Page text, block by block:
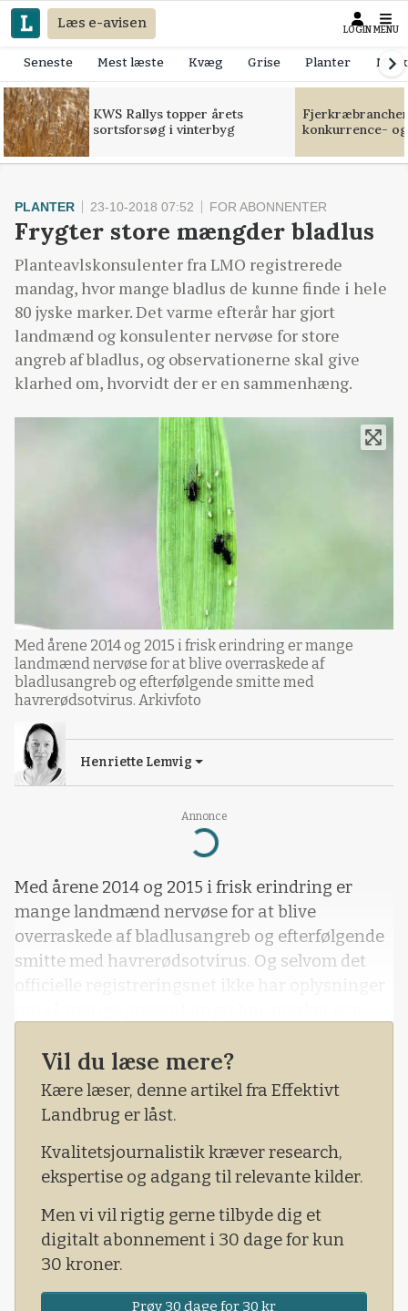
Læs e-avisen LOGIN MENU
Seneste Mest læste Kvæg Grise Planter
KWS Rallys topper årets
sortsforsøg i vinterbyg
konkurrence-
Annonce
Loading...
PLANTER 23-10-2018 07:52 FOR ABONNENTER
Frygter store mængder bladlus
Planteavlskonsulenter fra LMO registrerede
mandag, hvor mange bladlus de kunne finde i hele
80 jyske marker. Det varme efterår har gjort
landmænd og konsulenter nervøse for store
angreb af bladlus, og observationerne skal give
klarhed om, hvorvidt der er en sammenhæng.
Med årene 2014 og 2015 i frisk erindring er mange
landmænd nervøse for at blive overraskede af
bladlusangreb og efterfølgende smitte med
havrerødsotvirus. Arkivfoto
Henriette Lemvig
Med årene 2014 og 2015 i frisk erindring er
mange landmænd nervøse for at blive
overraskede af bladlusangreb og efterfølgende
smitte med havrerødsotvirus. Og selvom det
officielle registreringsnet ikke har oplysninger
alligevel besluttet, at de vil tælle bladlus på i alt
80 marker fordelt fra Vejle i syd til Østervrå i
nord, for at komme utrygh
Vil du læse mere?
Kære læser, denne artikel fra Effektivt
Landbrug er låst.
Kvalitetsjournalistik kræver research,
ekspertise og adgang til relevante kilder.
Men vi vil rigtig gerne tilbyde dig et
digitalt abonnement i 30 dage for kun
30 kroner.
Prøv 30 dage for 30 kr